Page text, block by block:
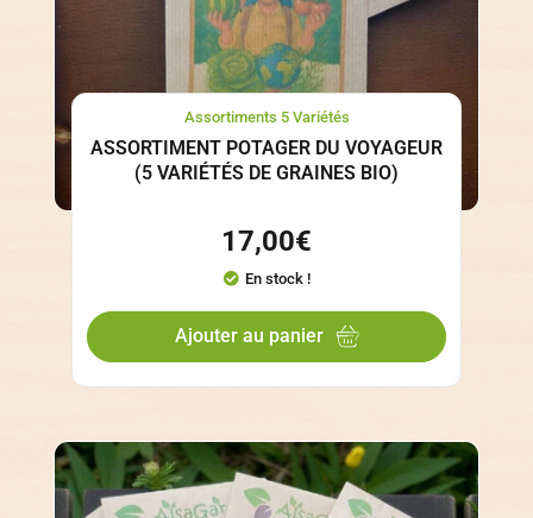
Assortiments 5 Variétés
ASSORTIMENT POTAGER DU VOYAGEUR
(5 VARIÉTÉS DE GRAINES BIO)
17,00€
En stock !
Ajouter au panier